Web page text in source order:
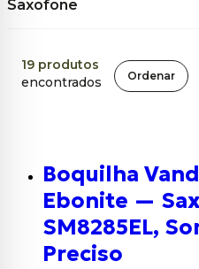
Saxofone
19 produtos
encontrados
Ordenar
Boquilha
Ebonite —
SM8285EL,
Preciso